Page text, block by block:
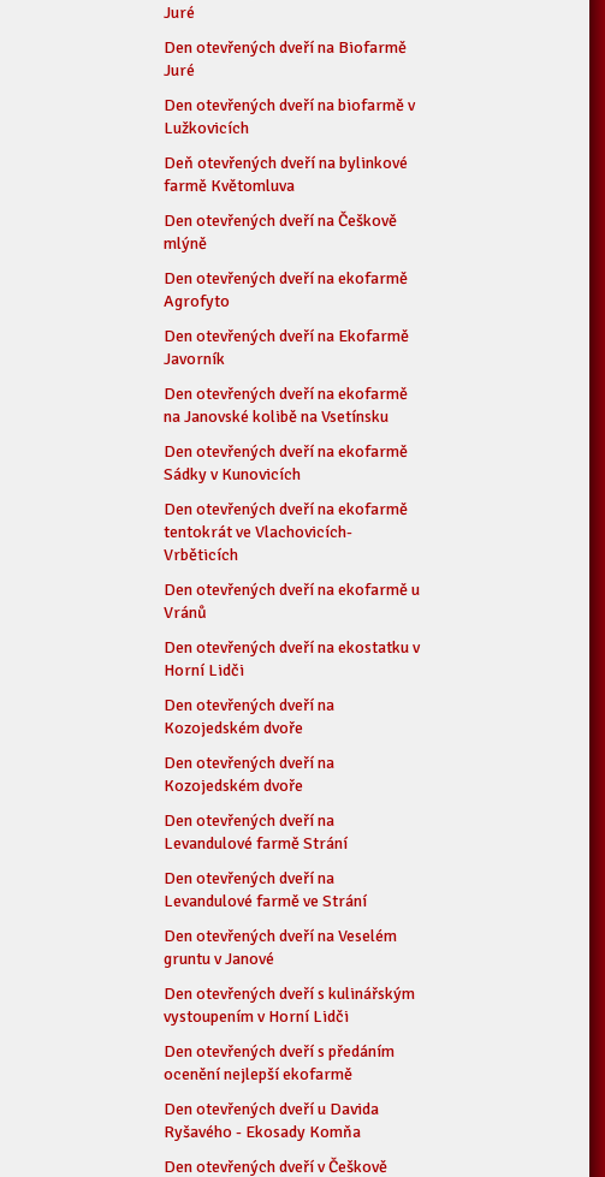
Juré
Den otevřených dveří na Biofarmě
Juré
Den otevřených dveří na biofarmě v
Lužkovicích
Deň otevřených dveří na bylinkové
farmě Květomluva
Den otevřených dveří na Češkově
mlýně
Den otevřených dveří na ekofarmě
Agrofyto
Den otevřených dveří na Ekofarmě
Javorník
Den otevřených dveří na ekofarmě
na Janovské kolibě na Vsetínsku
Den otevřených dveří na ekofarmě
Sádky v Kunovicích
Den otevřených dveří na ekofarmě
tentokrát ve Vlachovicích-
Vrběticích
Den otevřených dveří na ekofarmě u
Vránů
Den otevřených dveří na ekostatku v
Horní Lidči
Den otevřených dveří na
Kozojedském dvoře
Den otevřených dveří na
Kozojedském dvoře
Den otevřených dveří na
Levandulové farmě Strání
Den otevřených dveří na
Levandulové farmě ve Strání
Den otevřených dveří na Veselém
gruntu v Janové
Den otevřených dveří s kulinářským
vystoupením v Horní Lidči
Den otevřených dveří s předáním
ocenění nejlepší ekofarmě
Den otevřených dveří u Davida
Ryšavého - Ekosady Komňa
Den otevřených dveří v Češkově